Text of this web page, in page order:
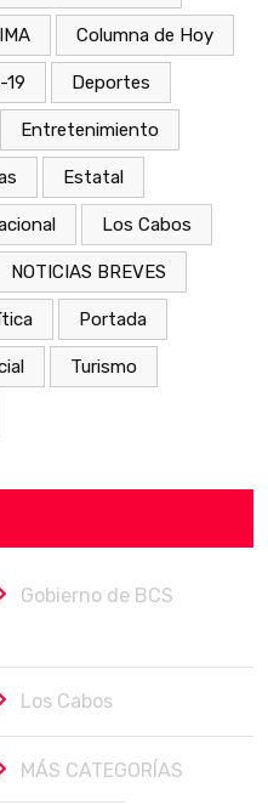
Columna de Hoy
19 Deportes
Entretenimiento
Estatal
Los Cabos
NOTICIAS BREVES
Portada
Turismo
Gobierno de BCS
Los Cabos
MÁS CATEGORÍAS